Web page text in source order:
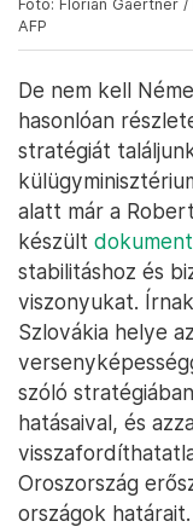
Fotó: Florian Gaertner
AFP
De nem kell
hasonlóan
stratégiát
alatt már a
készült
stabilitáshoz és
viszonyukat.
Szlovákia helye
szóló
hatásaival, és
Oroszország
országok határait.